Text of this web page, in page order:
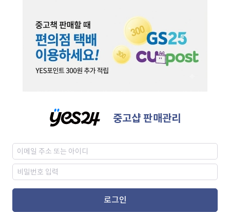
중고샵 판매관리
로그인